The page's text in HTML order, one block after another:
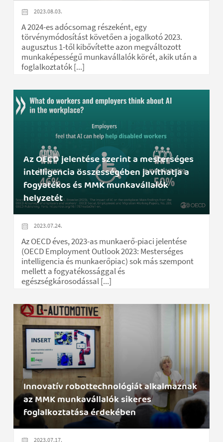
2023.08.03.
A 2024-es adócsomag részeként, egy
törvénymódosítást követően a jogalkotó 2023.
augusztus 1-től kibővítette azon megváltozott
munkaképességű munkavállalók körét, akik után a
foglalkoztatók [...]
Az OECD jelentése szerint a mesterséges
intelligencia összességében javíthatja a
fogyatékos és MMK munkavállalók
helyzetét
2023.07.24.
Az OECD éves, 2023-as munkaerő-piaci jelentése
(OECD Employment Outlook 2023: Mesterséges
intelligencia és munkaerőpiac) sok más szempont
mellett a fogyatékossággal és
egészségkárosodással [...]
Innovatív robottechnológiát alkalmaznak
az MMK munkavállalók sikeres
foglalkoztatása érdekében
2023.07.17.